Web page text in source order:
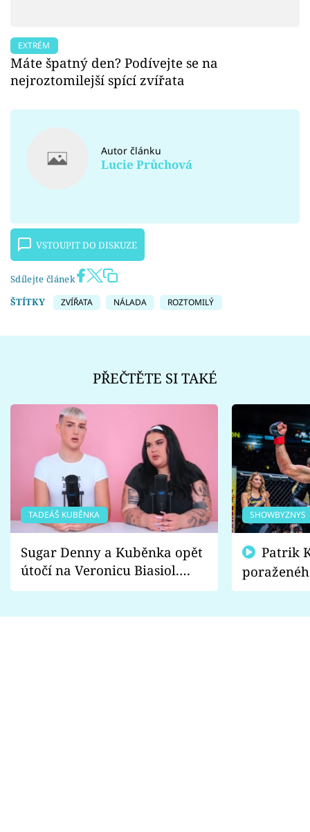
EXTRÉM
Máte špatný den? Podívejte se na
nejroztomilejší spící zvířata
Autor článku
Lucie Průchová
VSTOUPIT DO DISKUZE
Sdílejte článek
ŠTÍTKY
ZVÍŘATA NÁLADA ROZTOMILÝ
PŘEČTĚTE SI TAKÉ
TADEÁŠ KUBĚNKA
Sugar Denny a Kuběnka opět
útočí na Veronicu Biasiol.
Proč je podle nich falešná a
SHOWBYZNYS
fanoušci